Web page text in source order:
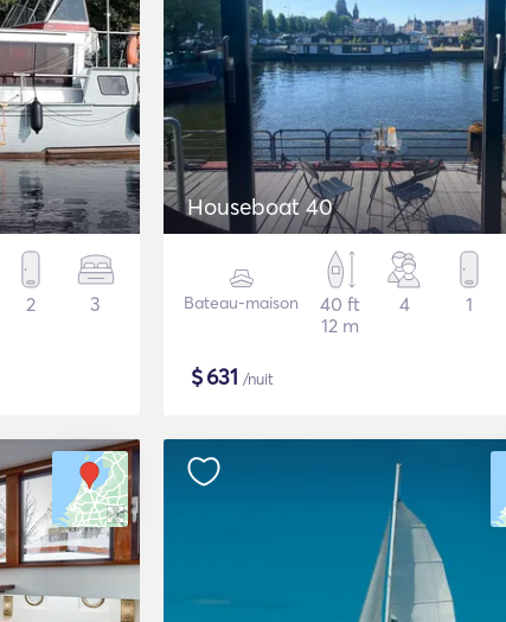
2 3
Houseboat 40
Bateau-maison
40 ft
12 m
4 1
$631 /nuit